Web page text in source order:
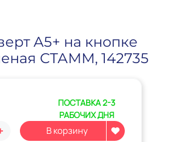
А5+ на кнопке
СТАММ, 142735
ПОСТАВКА 2-3
РАБОЧИХ ДНЯ